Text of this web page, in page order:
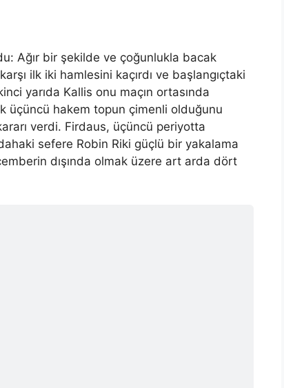
Ağır bir şekilde ve çoğunlukla bacak
ilk iki hamlesini kaçırdı ve başlangıçtaki
yarıda Kallis onu maçın ortasında
üçüncü hakem topun çimenli olduğunu
verdi. Firdaus, üçüncü periyotta
sefere Robin Riki güçlü bir yakalama
dışında olmak üzere art arda dört